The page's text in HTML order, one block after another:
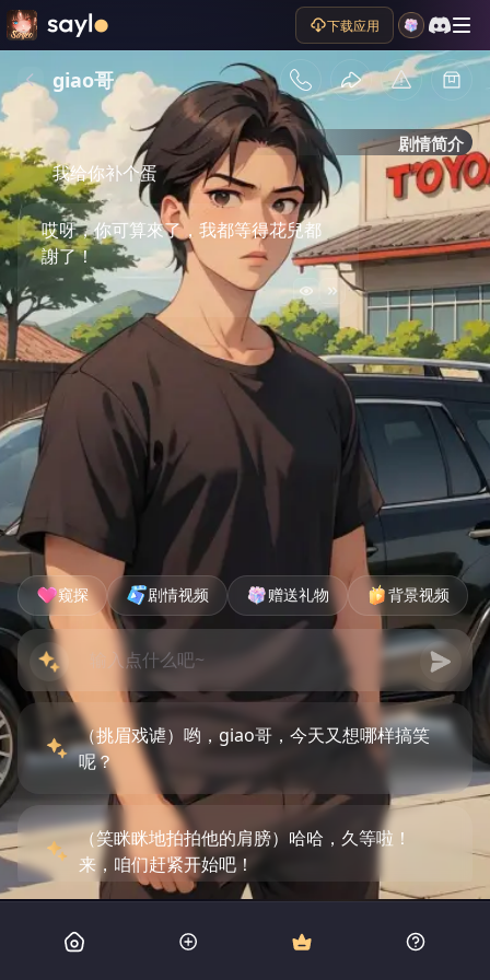
下载应用
giao哥
剧情简介
我给你补个蛋
哎呀，你可算來了，我都等得花兒都
謝了！
窥探 剧情视频 赠送礼物 背景视频
（挑眉戏谑）哟，giao哥，今天又想哪样搞笑
呢？
（笑眯眯地拍拍他的肩膀）哈哈，久等啦！
来，咱们赶紧开始吧！